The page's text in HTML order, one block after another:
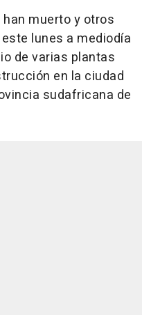
muerto y otros
lunes a mediodía
de varias plantas
en la ciudad
sudafricana de